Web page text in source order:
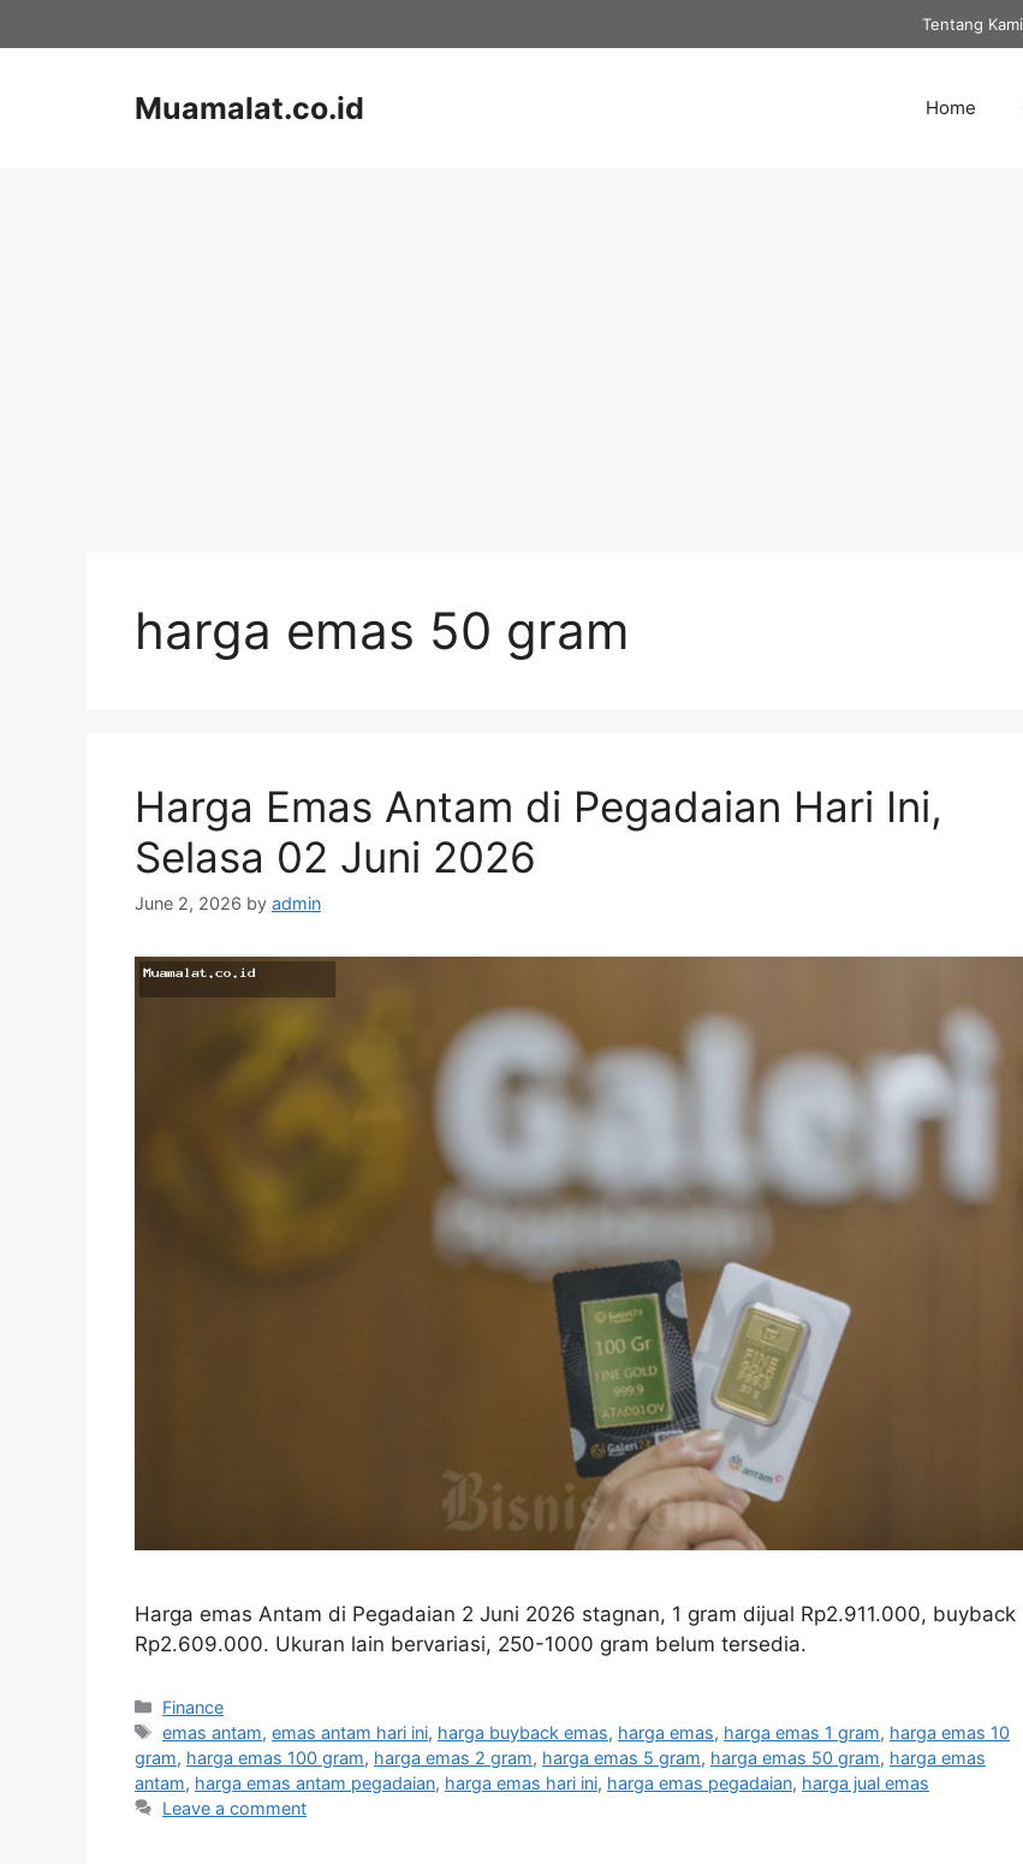
to
Tentang Kami
Muamalat.co.id Home
harga emas 50 gram
Harga Emas Antam di Pegadaian Hari Ini,
Selasa 02 Juni 2026
June 2, 2026 by admin
Harga emas Antam di Pegadaian 2 Juni 2026 stagnan, 1 gram dijual Rp2.911.000, buyback
Rp2.609.000. Ukuran lain bervariasi, 250-1000 gram belum tersedia.
Categories
Finance
Tags
emas antam,emas antam hari ini, harga buyback emas, harga emas, harga emas 1 gram, harga emas 10
gram, harga emas 100 gram, harga emas 2 gram, harga emas 5 gram, harga emas 50 gram, harga emas
antam, harga emas antam pegadaian, harga emas hari ini, harga emas pegadaian, harga jual emas
Leave a comment